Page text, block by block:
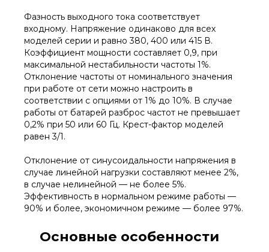
Фазность выходного тока соответствует
входному. Напряжение одинаково для всех
моделей серии и равно 380, 400 или 415 В.
Коэффициент мощности составляет 0,9, при
максимальной нестабильности частоты 1%.
Отклонение частоты от номинального значения
при работе от сети можно настроить в
соответствии с опциями от 1% до 10%. В случае
работы от батарей разброс частот не превышает
0,2% при 50 или 60 Гц. Крест-фактор моделей
равен 3/1.
Отклонение от синусоидальности напряжения в
случае линейной нагрузки составляют менее 2%,
в случае нелинейной — не более 5%.
Эффективность в нормальном режиме работы —
90% и более, экономичном режиме — более 97%.
Основные особенности